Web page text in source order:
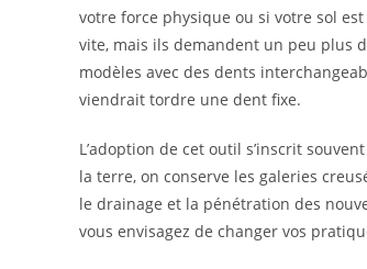
votre force physique ou si votre sol
vite, mais ils demandent un peu plus
modèles avec des dents
viendrait tordre une dent fixe.
L’adoption de cet outil s’inscrit
la terre, on conserve les galeries
le drainage et la pénétration des
vous envisagez de changer vos